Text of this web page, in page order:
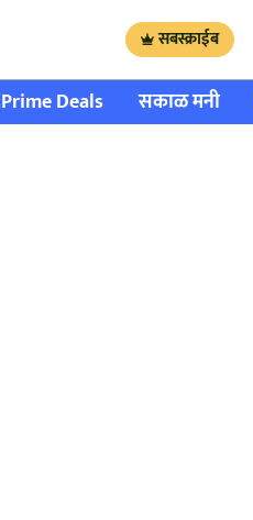
सबस्क्राईब
Prime Deals सकाळ मनी